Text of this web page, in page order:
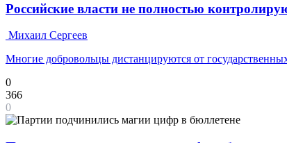
Российские власти не полностью
Михаил Сергеев
Многие добровольцы дистанцируются от
0
366
0